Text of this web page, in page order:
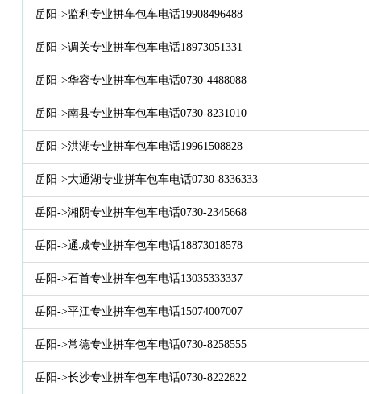
岳阳->监利专业拼车包车电话19908496488
岳阳->调关专业拼车包车电话18973051331
岳阳->华容专业拼车包车电话0730-4488088
岳阳->南县专业拼车包车电话0730-8231010
岳阳->洪湖专业拼车包车电话19961508828
岳阳->大通湖专业拼车包车电话0730-8336333
岳阳->湘阴专业拼车包车电话0730-2345668
岳阳->通城专业拼车包车电话18873018578
岳阳->石首专业拼车包车电话13035333337
岳阳->平江专业拼车包车电话15074007007
岳阳->常德专业拼车包车电话0730-8258555
岳阳->长沙专业拼车包车电话0730-8222822